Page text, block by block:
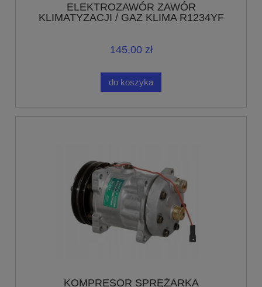
ELEKTROZAWÓR ZAWÓR
KLIMATYZACJI / GAZ KLIMA R1234YF
145,00 zł
do koszyka
KOMPRESOR SPRĘŻARKA